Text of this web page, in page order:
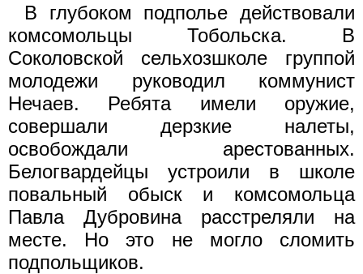
В глубоком подполье действовали
комсомольцы Тобольска. В
Соколовской сельхозшколе группой
молодежи руководил коммунист
Нечаев. Ребята имели оружие,
совершали дерзкие налеты,
освобождали арестованных.
Белогвардейцы устроили в школе
повальный обыск и комсомольца
Павла Дубровина расстреляли на
месте. Но это не могло сломить
подпольщиков.